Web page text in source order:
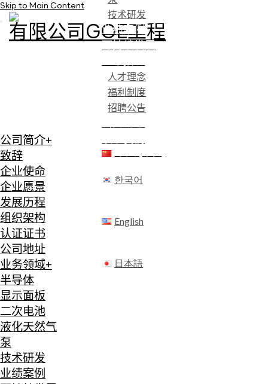
Skip to Main Content
公司简介+
致辞
企业使命
企业愿景
发展历程
组织架构
认证证书
公司地址
业务领域+
半导体
显示面板
二次电池
液化天然气
泵
技术研发
业绩案例
技术研发
业绩案例
人才理念
福利制度
招聘公告
한국어
English
日本語